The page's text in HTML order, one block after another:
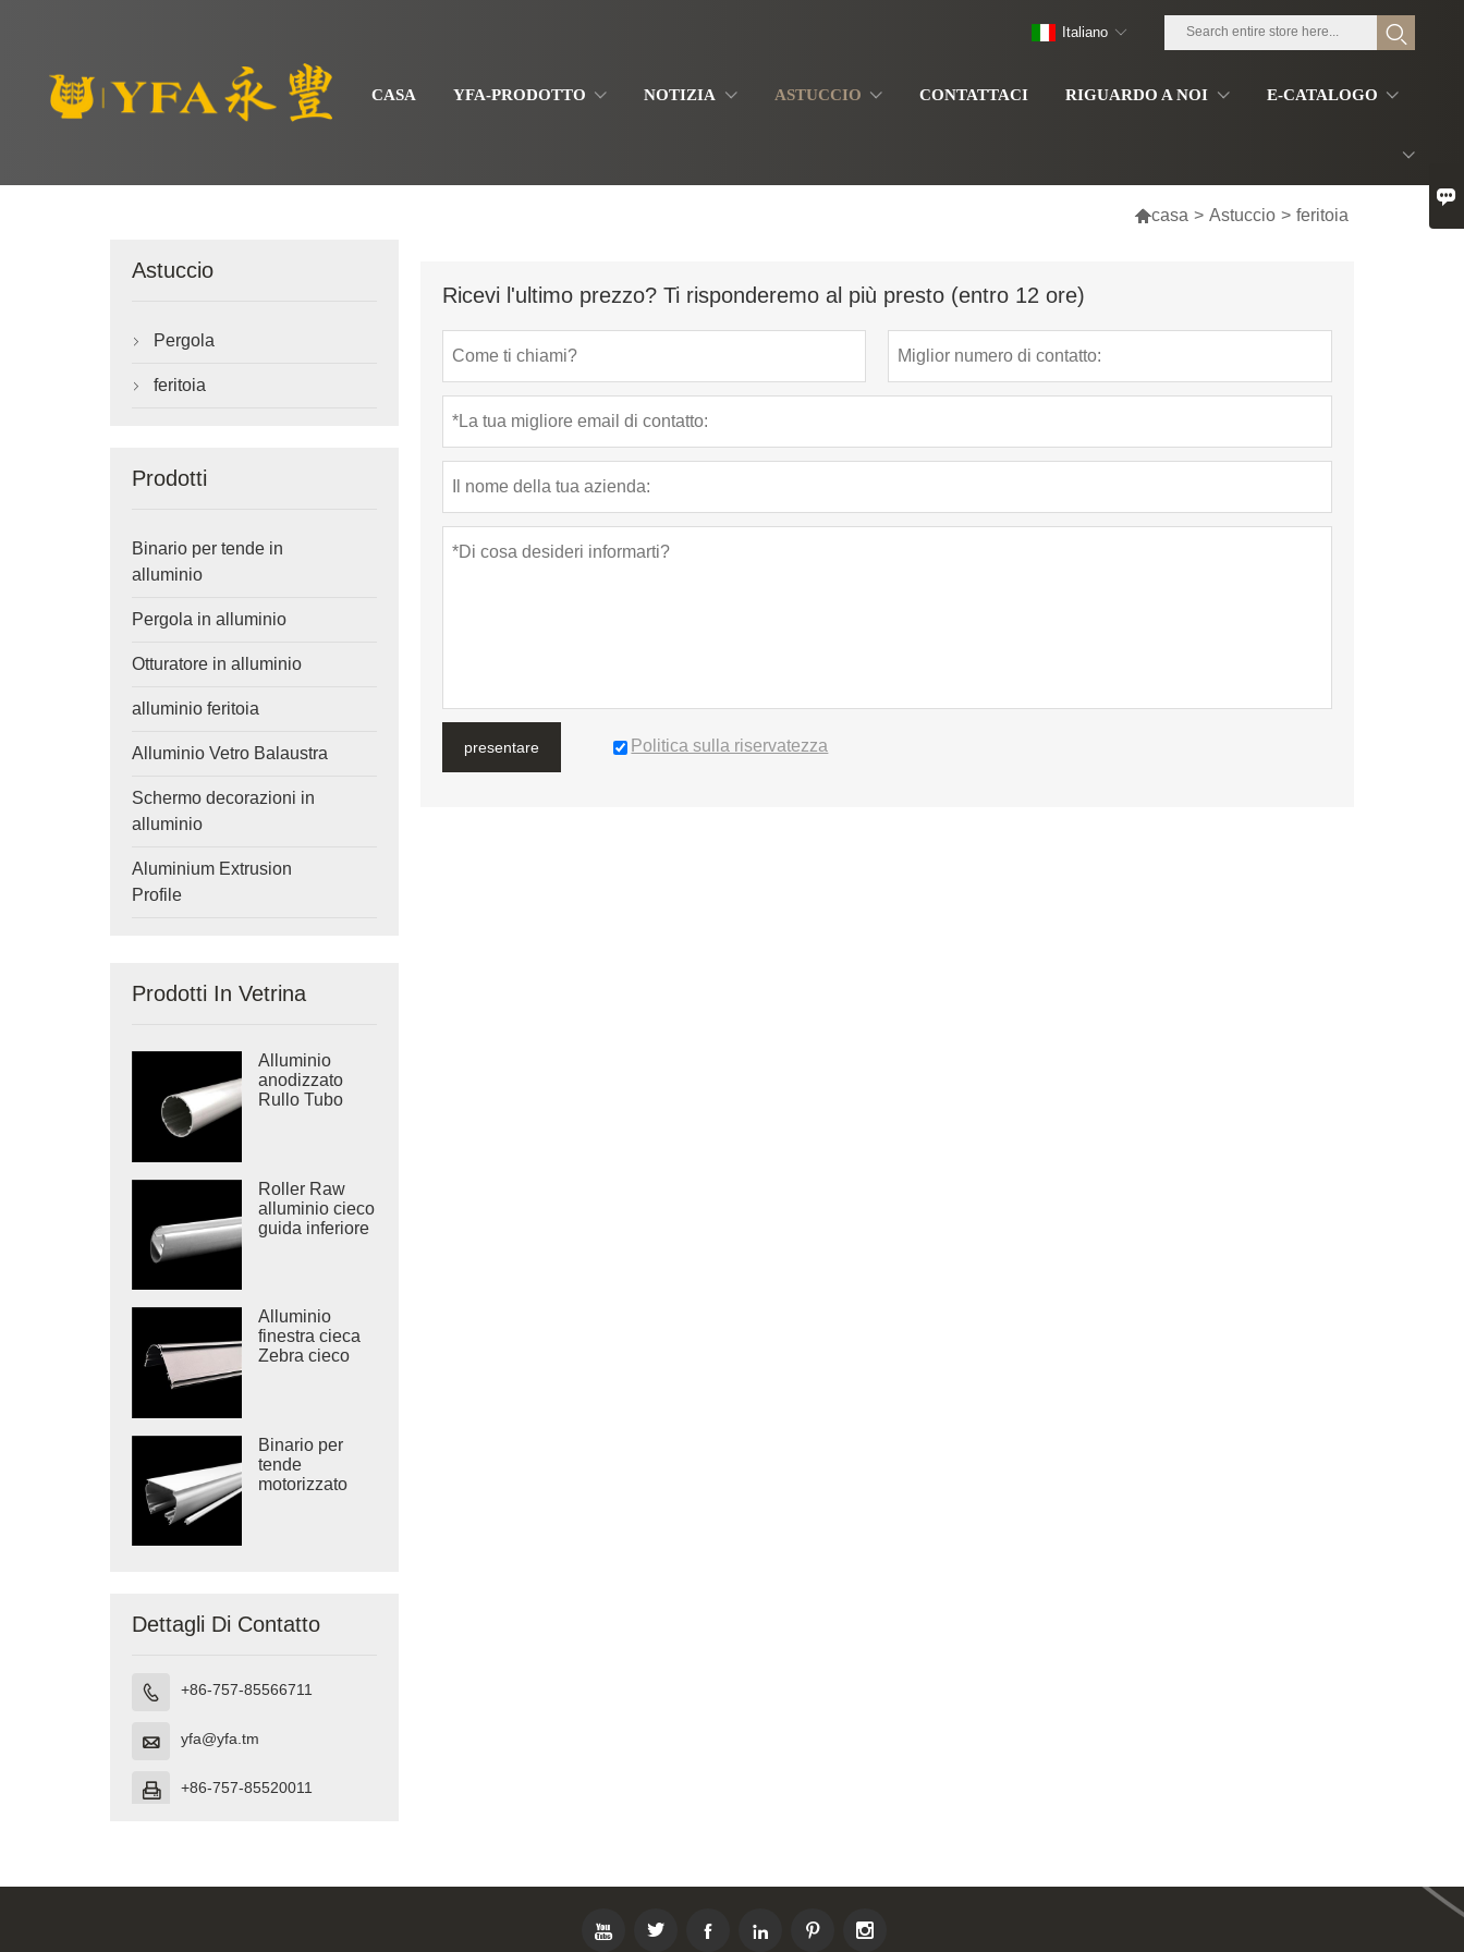
CASA YFA-PRODOTTO NOTIZIA ASTUCCIO CONTATTACI RIGUARDO A NOI E-CATALOGO
Italiano
casa > Astuccio > feritoia
Astuccio
 Pergola
 feritoia
Prodotti
Binario per tende in
alluminio
Pergola in alluminio
Otturatore in alluminio
alluminio feritoia
Alluminio Vetro Balaustra
Schermo decorazioni in
alluminio
Aluminium Extrusion
Profile
Prodotti In Vetrina
Alluminio
anodizzato
Rullo Tubo
Roller Raw
alluminio cieco
guida inferiore
Alluminio
finestra cieca
Zebra cieco
Binario per
tende
motorizzato
Dettagli Di Contatto
 +86-757-85566711
 yfa@yfa.tm
 +86-757-85520011
Ricevi l'ultimo prezzo? Ti risponderemo al più presto (entro 12 ore)
presentare Politica sulla riservatezza
     
